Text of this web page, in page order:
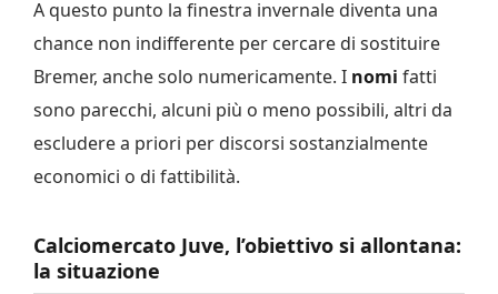
A questo punto la finestra invernale diventa una
chance non indifferente per cercare di sostituire
Bremer, anche solo numericamente. I nomi fatti
sono parecchi, alcuni più o meno possibili, altri da
escludere a priori per discorsi sostanzialmente
economici o di fattibilità.
Calciomercato Juve, l’obiettivo si allontana:
la situazione